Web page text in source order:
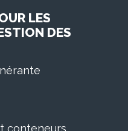
LES
DES
conteneurs